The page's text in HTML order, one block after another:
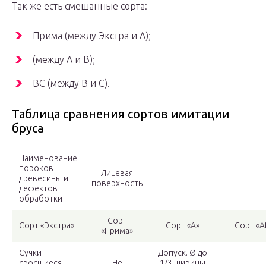
Так же есть смешанные сорта:
Прима (между Экстра и A);
(между A и B);
BC (между B и C).
Таблица сравнения сортов имитации
бруса
Наименование
пороков
древесины и
дефектов
обработки
Лицевая
поверхность
Сорт «Экстра»
Сорт
«Прима»
Сорт «А» Сорт
Сучки
Допуск. Ø до